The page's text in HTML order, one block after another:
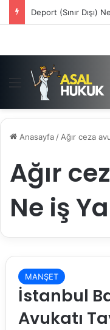
Deport (Sınır Dışı)
Menü
Anasayfa / Ağır ceza
Ağır
Ne iş
MANŞET
İstanbul
Avukatı